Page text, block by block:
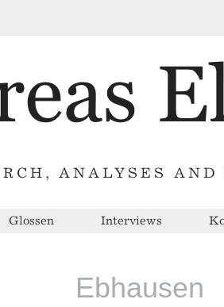
ANALYSES AND
Glossen Interviews
Ebhausen